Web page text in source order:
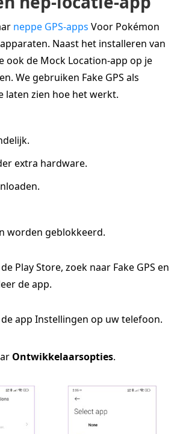
neppe GPS-apps Voor Pokémon
Naast het installeren van
ook de Mock Location-app op je
We gebruiken Fake GPS als
laten zien hoe het werkt.
extra hardware.
worden geblokkeerd.
Play Store, zoek naar Fake GPS en
de app.
app Instellingen op uw telefoon.
Ontwikkelaarsopties.